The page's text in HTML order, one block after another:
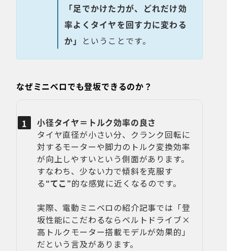
「足でかけた力が、どれだけ効
率よくタイヤを回す力に変わる
か」
ということです。
なぜミニベロでも登坂できるのか？
小径タイヤ＝トルク効率の良さ
タイヤ直径が小さい分、クランク回転に
対するモーターや脚力のトルク変換効率
が向上しやすいという側面があります。
すなわち、少ない力で傾斜を克服す
る“てこ”的な感覚に近くなるのです。
実際、電動ミニベロの紹介記事では「登
坂性能にこだわるならベルトドライブ×
高トルクモーター搭載モデルが効果的」
だという言及があります。